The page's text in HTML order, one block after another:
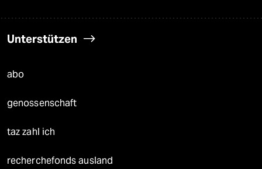
Unterstützen
abo
genossenschaft
taz zahl ich
recherchefonds ausland